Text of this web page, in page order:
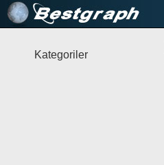
Kategoriler